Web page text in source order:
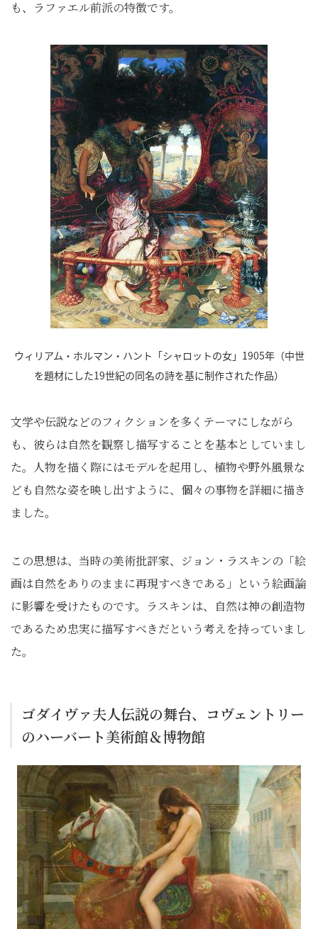
も、ラファエル前派の特徴です。
ウィリアム・ホルマン・ハント「シャロットの女」1905年（中世
を題材にした19世紀の同名の詩を基に制作された作品）
文学や伝説などのフィクションを多くテーマにしながら
も、彼らは自然を観察し描写することを基本としていまし
た。人物を描く際にはモデルを起用し、植物や野外風景な
ども自然な姿を映し出すように、個々の事物を詳細に描き
ました。
この思想は、当時の美術批評家、ジョン・ラスキンの「絵
画は自然をありのままに再現すべきである」という絵画論
に影響を受けたものです。ラスキンは、自然は神の創造物
であるため忠実に描写すべきだという考えを持っていまし
た。
ゴダイヴァ夫人伝説の舞台、コヴェントリー
のハーバート美術館＆博物館